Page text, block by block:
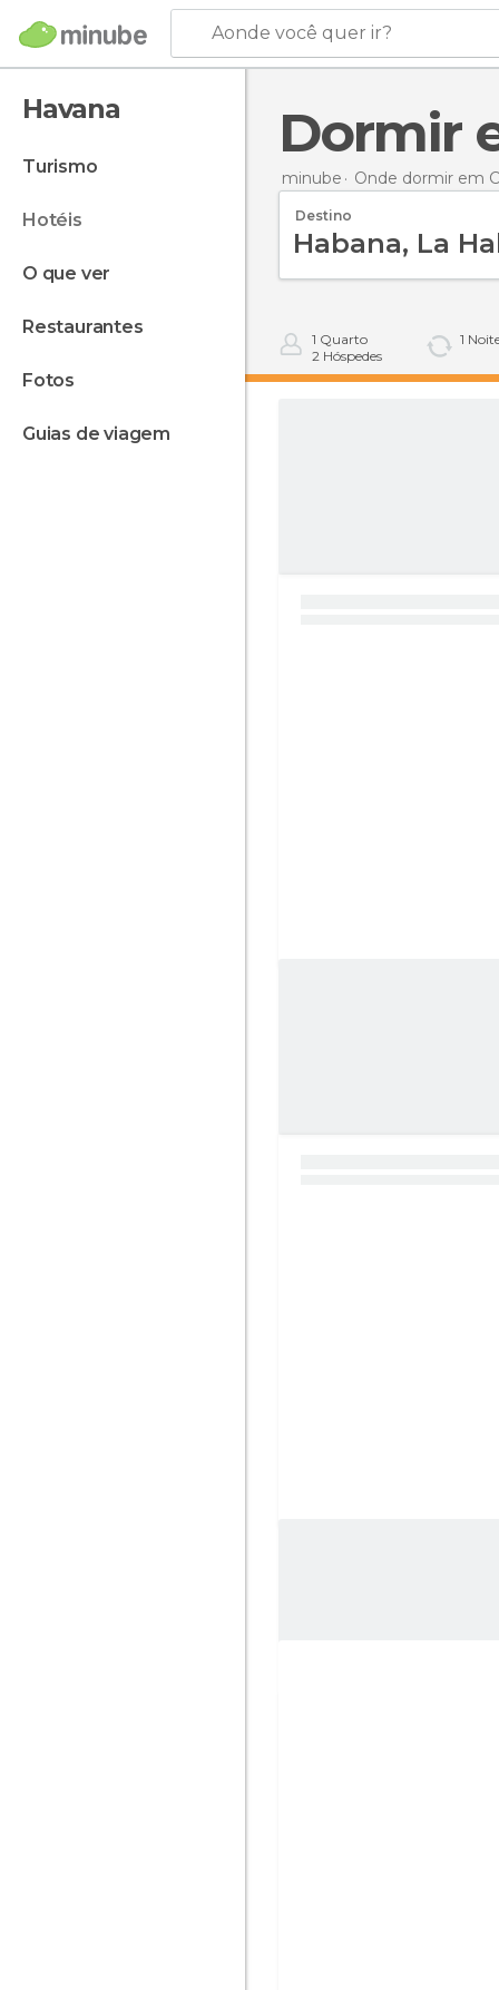
Aonde você quer ir?
Havana
turismo
hotéis
o que ver
restaurantes
fotos
guias de viagem
Dormir
minube Onde dormir em
Destino
1 Quarto
2 Hóspedes
1